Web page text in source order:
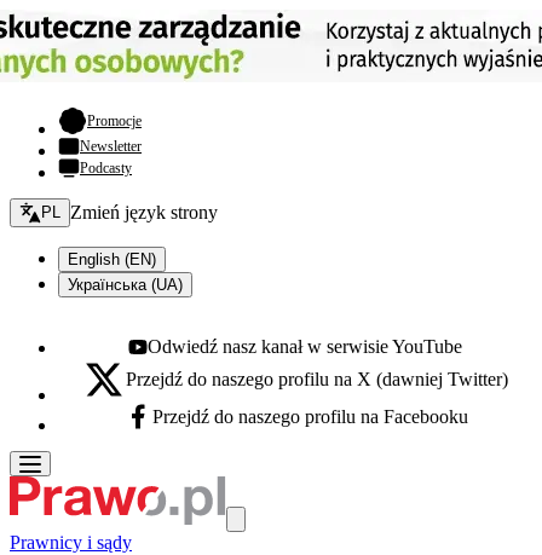
Promocje- otwiera się w nowej karcie
Newsletter
Podcasty
Zmień język - bieżący:
PL Zmień język strony
English (EN)
Українська (UA)
Youtube - otwiera się w nowej karcie
Odwiedź nasz kanał w serwisie YouTube
X - otwiera się w nowej karcie
Przejdź do naszego profilu na X (dawniej Twitter)
Facebook - otwiera się w nowej karcie
Przejdź do naszego profilu na Facebooku
Prawnicy i sądy